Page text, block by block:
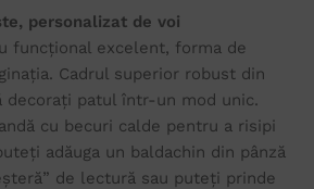
personalizat de voi
funcțional excelent, forma de
Cadrul superior robust din
decorați patul într-un mod unic.
cu becuri calde pentru a risipi
adăuga un baldachin din pânză
de lectură sau puteți prinde